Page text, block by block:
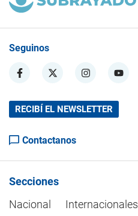
Seguinos
RECIBÍ EL NEWSLETTER
Contactanos
Secciones
Nacional
Internacionales